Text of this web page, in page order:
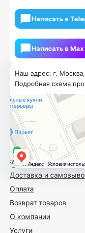
Доставка и
Оплата
Возврат товаров
О компании
Услуги
Наш адрес: г.
Подробная схема
Написать в
Написать в Мах